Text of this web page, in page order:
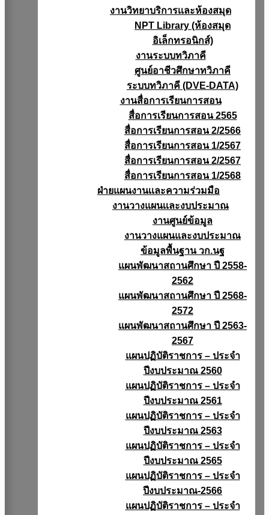
งานวิทยาบริการเเละห้องสมุด
NPT Library (ห้องสมุด
อิเล็กทรอนิกส์)
งานระบบทวิภาคี
ศูนย์อาชีวศึกษาทวิภาคี
ระบบทวิภาคี (DVE-DATA)
งานสื่อการเรียนการสอน
สื่อการเรียนการสอน 2565
สื่อการเรียนการสอน 2/2566
สื่อการเรียนการสอน 1/2567
สื่อการเรียนการสอน 2/2567
สื่อการเรียนการสอน 1/2568
ฝ่ายแผนงานเเละความร่วมมือ
งานวางแผนเเละงบประมาณ
งานศูนย์ข้อมูล
งานวางแผนและงบประมาณ
ข้อมูลพื้นฐาน วก.นฐ
แผนพัฒนาสถานศึกษา ปี 2558-
2562
แผนพัฒนาสถานศึกษา ปี 2568-
2572
แผนพัฒนาสถานศึกษา ปี 2563-
2567
แผนปฏิบัติราชการ – ประจำ
ปีงบประมาณ 2560
แผนปฏิบัติราชการ – ประจำ
ปีงบประมาณ 2561
แผนปฏิบัติราชการ – ประจำ
ปีงบประมาณ 2563
แผนปฏิบัติราชการ – ประจำ
ปีงบประมาณ 2565
แผนปฏิบัติราชการ – ประจำ
ปีงบประมาณ-2566
แผนปฏิบัติราชการ – ประจำ